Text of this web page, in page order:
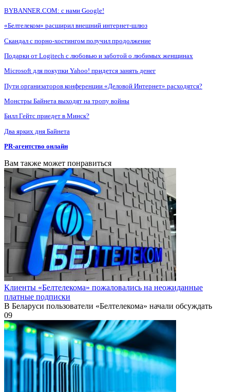
BYBANNER.COM: c нами Google!
«Белтелеком» расширил внешний интернет-шлюз
Скандал с порно-хостингом получил продолжение
Подарки от Logitech с любовью и заботой о любимых женщинах
Microsoft для покупки Yahoo! придется занять денег
Пути организаторов конференции «Деловой Интернет» расходятся?
Монстры Байнета выходят на тропу войны
Билл Гейтс приедет в Минск?
Два ярких дня Байнета
PR-агентство онлайн
Вам также может понравиться
Клиенты «Белтелекома» пожаловались на неожиданные
платные подписки
В Беларуси пользователи «Белтелекома» начали обсуждать
09